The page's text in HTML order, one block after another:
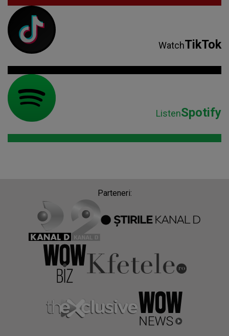
WatchTikTok
ListenSpotify
Parteneri: